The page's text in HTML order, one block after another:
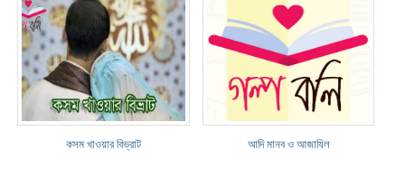
কসম খাওয়ার বিভ্রাট আদি মানব ও আজাযিল